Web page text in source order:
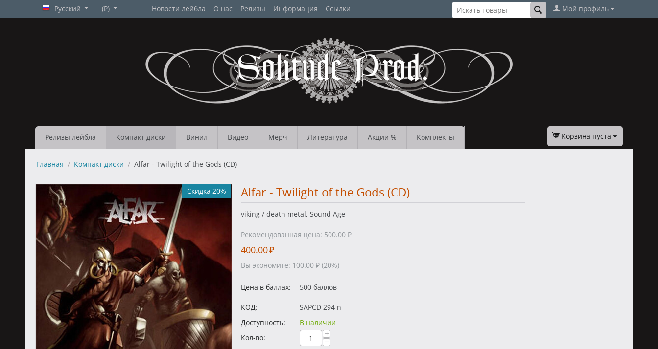
Русский (₽) Новости лейбла О нас Релизы Информация Ссылки Мой профиль
Релизы лейбла Компакт диски Винил Видео Мерч Литература Акции % Комплекты Корзина пуста
Главная / Компакт диски / Alfar - Twilight of the Gods (CD)
Скидка 20% Alfar - Twilight of the Gods (CD)
viking / death metal, Sound Age
Рекомендованная цена: 500.00 ₽
400.00₽
Вы экономите: 100.00 ₽ (20%)
Цена в баллах: 500 баллов
КОД:
SAPCD 294 n
Доступность:
В наличии
Кол-во:
+
−